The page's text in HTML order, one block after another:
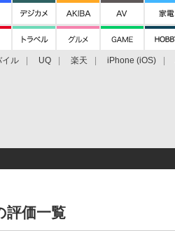
イル UQ 楽天 iPhone (iOS)
評価一覧